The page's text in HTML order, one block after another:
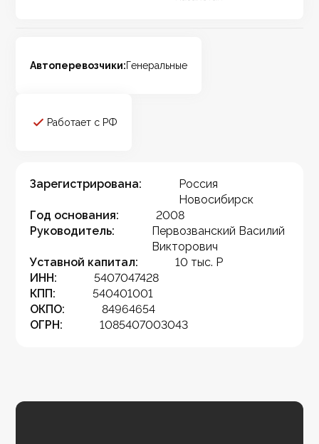
Автоперевозчики:Генеральные
Работает с РФ
Зарегистрирована:
Россия
Новосибирск
Год основания:
2008
Руководитель:
Первозванский Василий
Викторович
Уставной капитал:
10 тыс. Р
ИНН:
5407047428
КПП:
540401001
ОКПО:
84964654
ОГРН:
1085407003043